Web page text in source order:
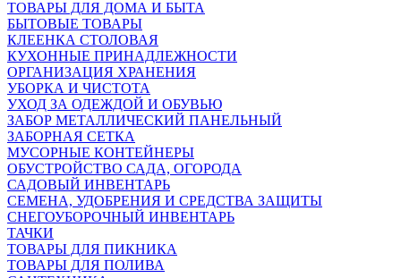
ТОВАРЫ ДЛЯ ДОМА И БЫТА
БЫТОВЫЕ ТОВАРЫ
КЛЕЕНКА СТОЛОВАЯ
КУХОННЫЕ ПРИНАДЛЕЖНОСТИ
ОРГАНИЗАЦИЯ ХРАНЕНИЯ
УБОРКА И ЧИСТОТА
УХОД ЗА ОДЕЖДОЙ И ОБУВЬЮ
ЗАБОР МЕТАЛЛИЧЕСКИЙ ПАНЕЛЬНЫЙ
ЗАБОРНАЯ СЕТКА
МУСОРНЫЕ КОНТЕЙНЕРЫ
ОБУСТРОЙСТВО САДА, ОГОРОДА
САДОВЫЙ ИНВЕНТАРЬ
СЕМЕНА, УДОБРЕНИЯ И СРЕДСТВА ЗАЩИТЫ
СНЕГОУБОРОЧНЫЙ ИНВЕНТАРЬ
ТАЧКИ
ТОВАРЫ ДЛЯ ПИКНИКА
ТОВАРЫ ДЛЯ ПОЛИВА